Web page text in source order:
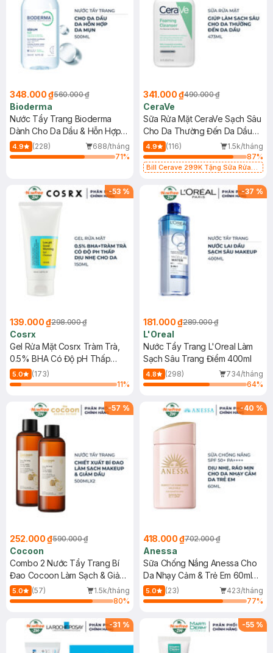
348.000 ₫560.000 ₫
Bioderma
Nước Tẩy Trang Bioderma
Dành Cho Da Dầu & Hỗn Hợp
500ml
4.9 (228)
688/tháng
71%
341.000 ₫490.000 ₫
CeraVe
Sữa Rửa Mặt CeraVe Sạch Sâu
Cho Da Thường Đến Da Dầu
473ml
4.9 (116)
1.5k/tháng
87%
Bill Cerave 299K Tặng Sữa Rửa
-53 %
139.000 ₫298.000 ₫
Cosrx
Gel Rửa Mặt Cosrx Tràm Trà,
0.5% BHA Có Độ pH Thấp
150ml
5.0
(173)
11%
-37 %
181.000 ₫289.000 ₫
L'Oreal
Nước Tẩy Trang L'Oreal Làm
Sạch Sâu Trang Điểm 400ml
4.8 (298)
734/tháng
64%
-57 %
252.000 ₫590.000 ₫
Cocoon
Combo 2 Nước Tẩy Trang Bí
Đao Cocoon Làm Sạch & Giảm
Dầu 500ml
5.0 (57)
1.5k/tháng
80%
-40 %
418.000 ₫702.000 ₫
Anessa
Sữa Chống Nắng Anessa Cho
Da Nhạy Cảm & Trẻ Em 60ml
(Mới)
5.0 (23)
423/tháng
77%
-31 % -55 %